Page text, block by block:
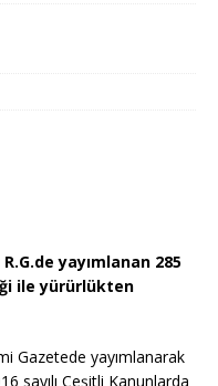
yayımlanan 285
ile yürürlükten
Gazetede yayımlanarak
sayılı Çeşitli Kanunlarda